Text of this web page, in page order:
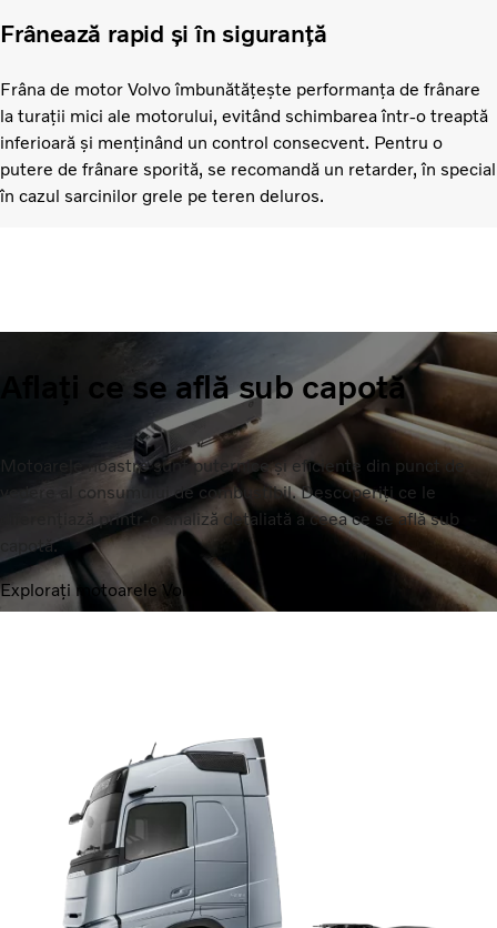
Frânează rapid și în siguranță
Frâna de motor Volvo îmbunătățește performanța de frânare
la turații mici ale motorului, evitând schimbarea într-o treaptă
inferioară și menținând un control consecvent. Pentru o
putere de frânare sporită, se recomandă un retarder, în special
în cazul sarcinilor grele pe teren deluros.
Aflați ce se află sub capotă
Motoarele noastre sunt puternice și eficiente din punct de
vedere al consumului de combustibil. Descoperiți ce le
diferențiază printr-o analiză detaliată a ceea ce se află sub
capotă.
Explorați motoarele Volvo